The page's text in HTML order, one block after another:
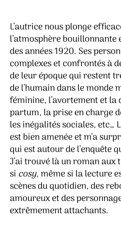
L’autrice nous plonge
l’atmosphère
des années 1920. Ses
complexes et confrontés à
de leur époque qui restent
de l’humain dans le monde
féminine, l’avortement et la
partum, la prise en charge
les inégalités sociales, etc…
est bien amenée et m’a
qui est autour de l’enquête
J’ai trouvé là un roman aux
si cosy, même si la lecture
scènes du quotidien, des
amoureux et des
extrêmement attachants.